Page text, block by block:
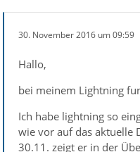
30. November 2016 um 09:59
Hallo,
bei meinem Lightning
Ich habe lightning so
wie vor auf das aktuelle
30.11. zeigt er in der